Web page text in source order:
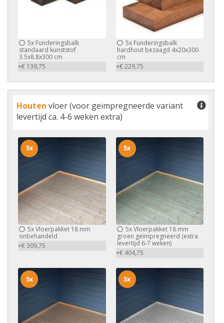
5x Funderingsbalk
standaard kunststof
3.5x8.8x300 cm
+€ 139,75
5xFunderingsbalk
hardhout bezaagd 4x20x300
cm
+€ 229,75
Houten vloer (voor geïmpregneerde variant
levertijd ca. 4-6 weken extra)
5xVloerpakket 18 mm
onbehandeld
+€ 309,75
5x
5xVloerpakket 18 mm
groen geïmpregneerd (extra
levertijd 6-7 weken)
+€ 404,75
5x
5x 5x